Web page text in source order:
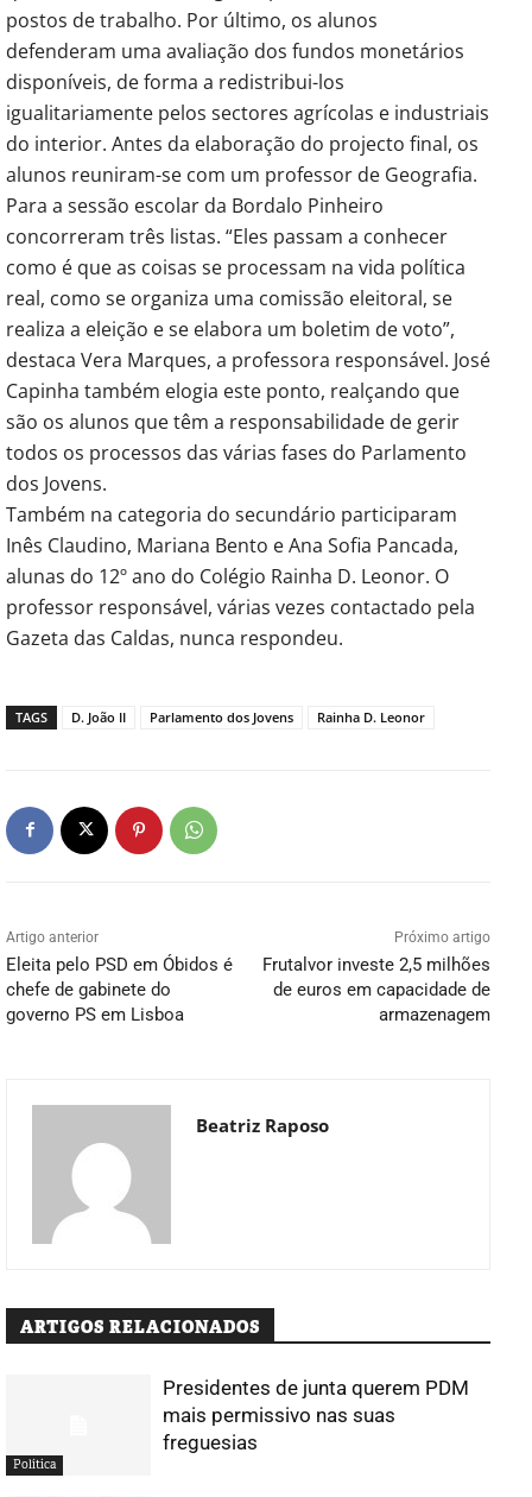
postos de trabalho. Por último, os alunos
defenderam uma avaliação dos fundos monetários
disponíveis, de forma a redistribui-los
igualitariamente pelos sectores agrícolas e industriais
do interior. Antes da elaboração do projecto final, os
alunos reuniram-se com um professor de Geografia.
Para a sessão escolar da Bordalo Pinheiro
concorreram três listas. “Eles passam a conhecer
como é que as coisas se processam na vida política
real, como se organiza uma comissão eleitoral, se
realiza a eleição e se elabora um boletim de voto”,
destaca Vera Marques, a professora responsável. José
Capinha também elogia este ponto, realçando que
são os alunos que têm a responsabilidade de gerir
todos os processos das várias fases do Parlamento
dos Jovens.
Também na categoria do secundário participaram
Inês Claudino, Mariana Bento e Ana Sofia Pancada,
alunas do 12º ano do Colégio Rainha D. Leonor. O
professor responsável, várias vezes contactado pela
Gazeta das Caldas, nunca respondeu.
TAGS D. João II Parlamento dos Jovens Rainha D. Leonor
Artigo anterior
Eleita pelo PSD em Óbidos é
chefe de gabinete do
governo PS em Lisboa
Próximo artigo
Frutalvor investe 2,5 milhões
de euros em capacidade de
armazenagem
Beatriz Raposo
ARTIGOS RELACIONADOS
Política
Presidentes de junta querem PDM
mais permissivo nas suas
freguesias